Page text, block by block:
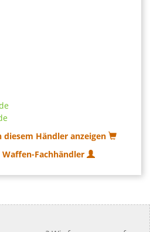
Händler anzeigen
Fachhändler